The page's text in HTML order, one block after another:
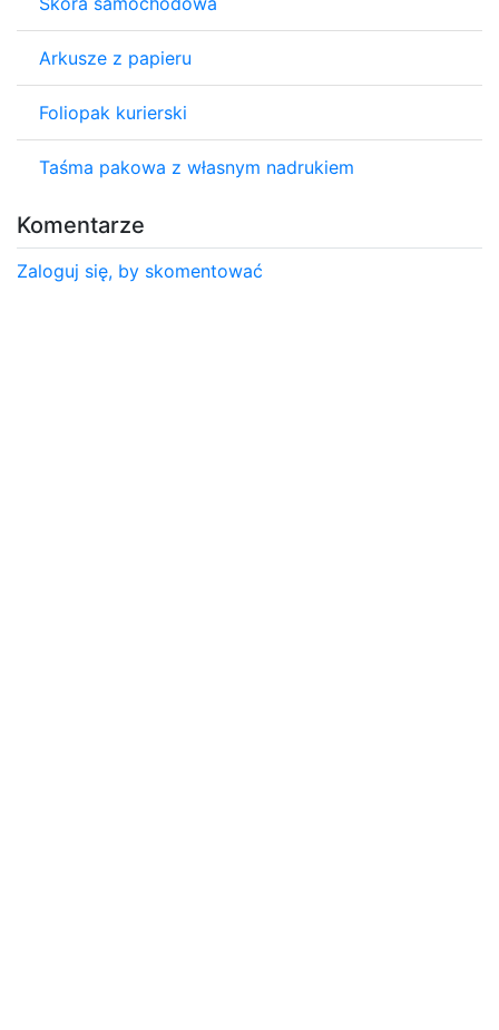
Arkusze z papieru
Foliopak kurierski
Taśma pakowa z własnym nadrukiem
Komentarze
Zaloguj się, by skomentować